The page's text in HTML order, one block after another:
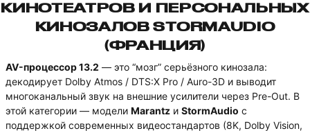
КИНОТЕАТРОВ И ПЕРСОНАЛЬНЫХ
КИНОЗАЛОВ STORMAUDIO
(ФРАНЦИЯ)
AV-процессор 13.2 — это “мозг” серьёзного кинозала:
декодирует Dolby Atmos / DTS:X Pro / Auro-3D и выводит
многоканальный звук на внешние усилители через Pre-Out. В
этой категории — модели Marantz и StormAudio с
поддержкой современных видеостандартов (8K, Dolby Vision,